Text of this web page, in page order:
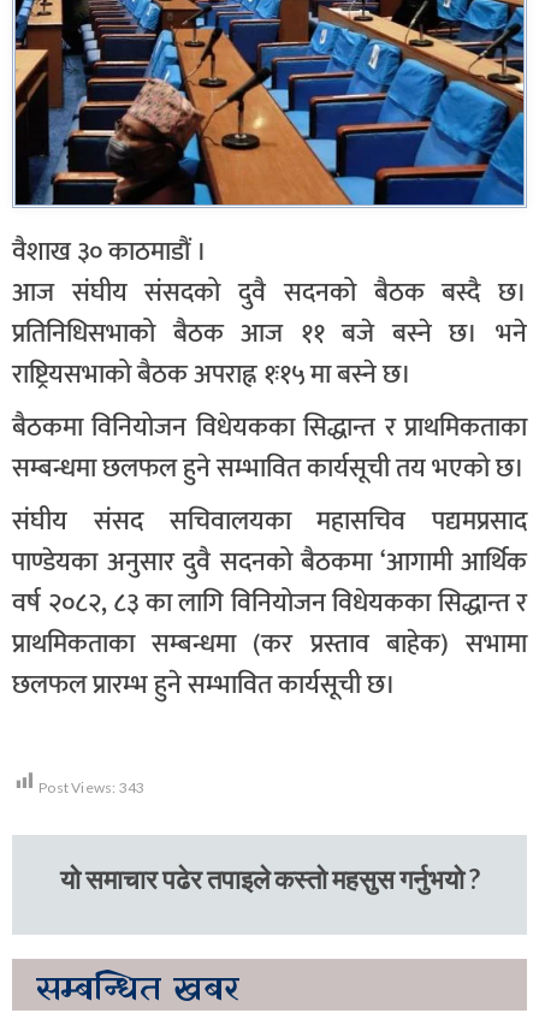
वैशाख ३० काठमाडौं ।
आज संघीय संसदको दुवै सदनको बैठक बस्दै छ।
प्रतिनिधिसभाको बैठक आज ११ बजे बस्ने छ। भने
राष्ट्रियसभाको बैठक अपराह्न १ः१५ मा बस्ने छ।
बैठकमा विनियोजन विधेयकका सिद्धान्त र प्राथमिकताका
सम्बन्धमा छलफल हुने सम्भावित कार्यसूची तय भएको छ।
संघीय संसद सचिवालयका महासचिव पद्यमप्रसाद
पाण्डेयका अनुसार दुवै सदनको बैठकमा ‘आगामी आर्थिक
वर्ष २०८२, ८३ का लागि विनियोजन विधेयकका सिद्धान्त र
प्राथमिकताका सम्बन्धमा (कर प्रस्ताव बाहेक) सभामा
छलफल प्रारम्भ हुने सम्भावित कार्यसूची छ।
Post Views: 343
यो समाचार पढेर तपाइले कस्तो महसुस गर्नुभयो ?
सम्बन्धित खबर